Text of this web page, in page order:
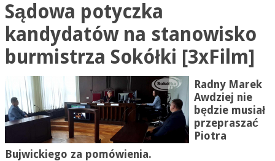
Sądowa potyczka
kandydatów na stanowisko
burmistrza Sokółki [3xFilm]
Radny Marek
Awdziej nie
będzie musiał
przepraszać
Piotra
Bujwickiego za pomówienia.